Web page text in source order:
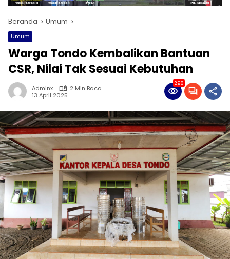
Beranda Umum
Umum
Warga Tondo Kembalikan Bantuan
CSR, Nilai Tak Sesuai Kebutuhan
Adminx
2 Min Baca
13 April 2025
298